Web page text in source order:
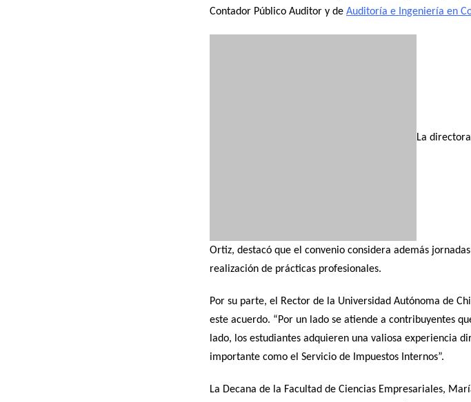
Contador Público Auditor y de Auditoría e Ingeniería en
La
Ortiz, destacó que el convenio considera además
realización de prácticas profesionales.
Por su parte, el Rector de la Universidad Autónoma de
este acuerdo. “Por un lado se atiende a contribuyentes
lado, los estudiantes adquieren una valiosa experiencia
importante como el Servicio de Impuestos Internos”.
La Decana de la Facultad de Ciencias Empresariales,